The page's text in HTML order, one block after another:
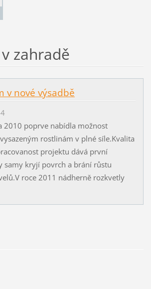
zahradě
v nové výsadbě
2010 poprve nabídla možnost
rostlinám v plné síle.Kvalita
projektu dává první
samy kryjí povrch a brání růstu
roce 2011 nádherně rozkvetly